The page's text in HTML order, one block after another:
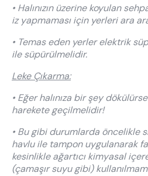
• Halınızın üzerine koyulan
iz yapmaması için yerleri ara
• Temas eden yerler elektrik
ile süpürülmelidir.
Leke Çıkarma:
• Eğer halınıza bir şey
harekete geçilmelidir!
• Bu gibi durumlarda öncelikle
havlu ile tampon uygulanarak
kesinlikle ağartıcı kimyasal
(çamaşır suyu gibi)